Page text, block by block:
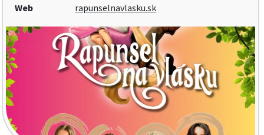
Web
rapunselnavlasku.sk